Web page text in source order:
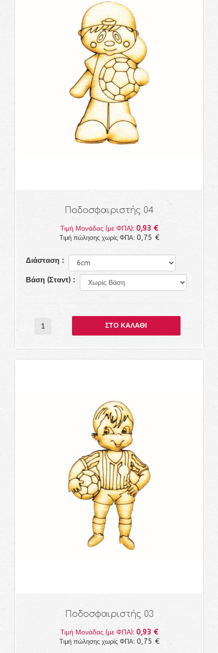
Ποδοσφαιριστής 04
Τιμή Μονάδας (με ΦΠΑ): 0,93 €
Τιμή πώλησης χωρίς ΦΠΑ: 0,75 €
Διάσταση :
Βάση (Σταντ) :
Ποδοσφαιριστής 03
Τιμή Μονάδας (με ΦΠΑ): 0,93 €
Τιμή πώλησης χωρίς ΦΠΑ: 0,75 €